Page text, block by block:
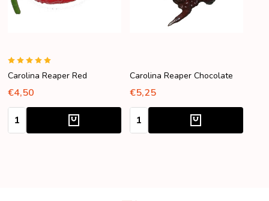
Carolina Reaper Red
€4,50
Quantity:
Carolina Reaper Chocolate
€5,25
Quantity: